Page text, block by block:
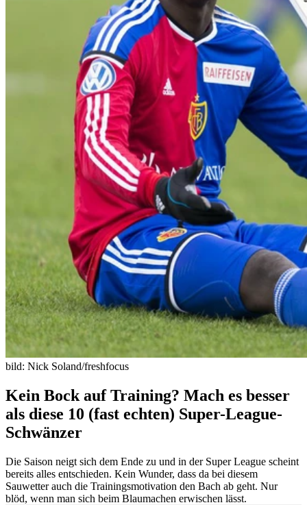
bild: Nick Soland/freshfocus
Kein Bock auf Training? Mach es besser
als diese 10 (fast echten) Super-League-
Schwänzer
Die Saison neigt sich dem Ende zu und in der Super League scheint
bereits alles entschieden. Kein Wunder, dass da bei diesem
Sauwetter auch die Trainingsmotivation den Bach ab geht. Nur
blöd, wenn man sich beim Blaumachen erwischen lässt.